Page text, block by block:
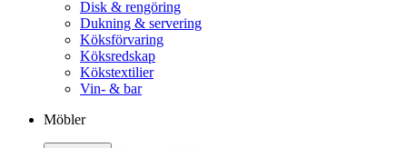
Disk & rengöring
Dukning & servering
Köksförvaring
Köksredskap
Kökstextilier
Vin- & bar
Möbler